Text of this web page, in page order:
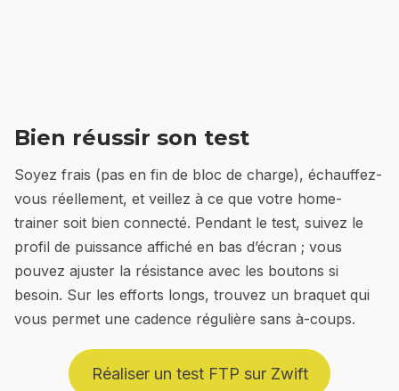
Bien réussir son test
Soyez frais (pas en fin de bloc de charge), échauffez-
vous réellement, et veillez à ce que votre home-
trainer soit bien connecté. Pendant le test, suivez le
profil de puissance affiché en bas d’écran ; vous
pouvez ajuster la résistance avec les boutons si
besoin. Sur les efforts longs, trouvez un braquet qui
vous permet une cadence régulière sans à-coups.
Réaliser un test FTP sur Zwift